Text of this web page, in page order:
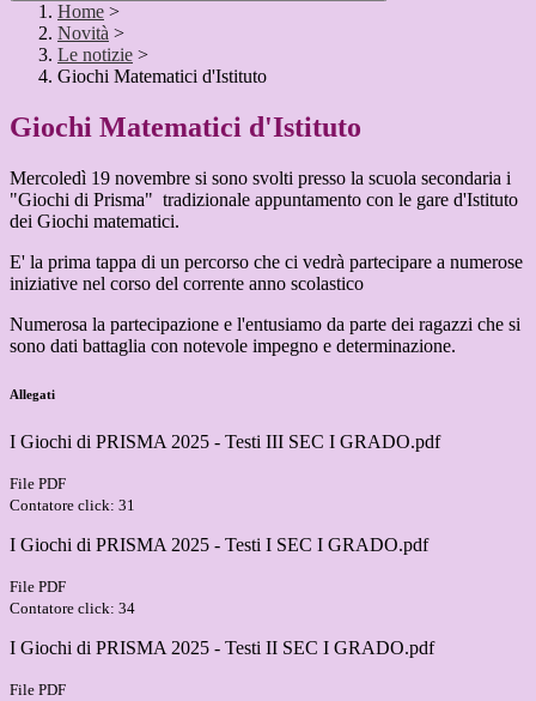
Home >
Novità >
Le notizie >
Giochi Matematici d'Istituto
Giochi Matematici d'Istituto
Mercoledì 19 novembre si sono svolti presso la scuola secondaria i
"Giochi di Prisma" tradizionale appuntamento con le gare d'Istituto
dei Giochi matematici.
E' la prima tappa di un percorso che ci vedrà partecipare a numerose
iniziative nel corso del corrente anno scolastico
Numerosa la partecipazione e l'entusiamo da parte dei ragazzi che si
sono dati battaglia con notevole impegno e determinazione.
Allegati
I Giochi di PRISMA 2025 - Testi III SEC I GRADO.pdf
File PDF
Contatore click: 31
I Giochi di PRISMA 2025 - Testi I SEC I GRADO.pdf
File PDF
Contatore click: 34
I Giochi di PRISMA 2025 - Testi II SEC I GRADO.pdf
File PDF